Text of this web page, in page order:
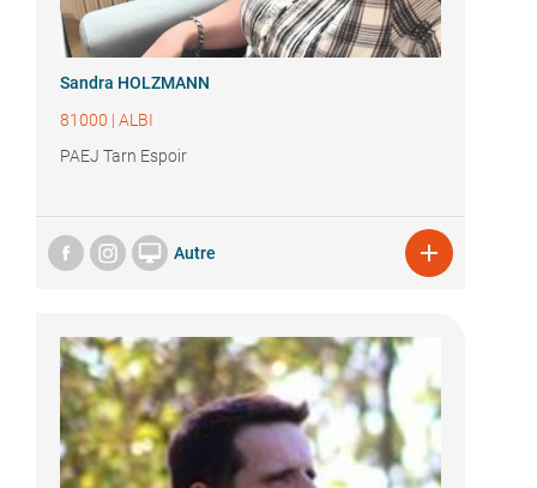
Sandra HOLZMANN
81000 | ALBI
PAEJ Tarn Espoir
 Autre 